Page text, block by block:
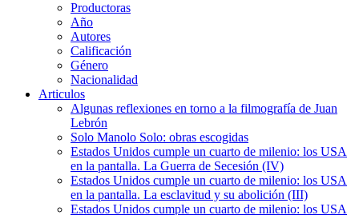
Productoras
Año
Autores
Calificación
Género
Nacionalidad
Articulos
Algunas reflexiones en torno a la filmografía de Juan
Lebrón
Solo Manolo Solo: obras escogidas
Estados Unidos cumple un cuarto de milenio: los USA
en la pantalla. La Guerra de Secesión (IV)
Estados Unidos cumple un cuarto de milenio: los USA
en la pantalla. La esclavitud y su abolición (III)
Estados Unidos cumple un cuarto de milenio: los USA